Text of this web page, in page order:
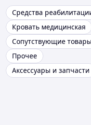
Средства
Кровать медицинская
Сопутствующие товары
Прочее
Аксессуары и запчасти